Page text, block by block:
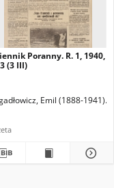
Poranny. R. 1, 1940,
(3 III)
Emil (1888-1941)